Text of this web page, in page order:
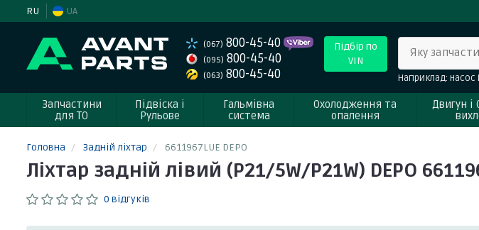
RU UA
(067) 800-45-40
(095) 800-45-40
(063) 800-45-40
Підбір по
VIN
Яку
Наприклад: насос
Запчастини
для ТО
Підвіска і
Рульове
Гальмівна
система
Охолодження та
опалення
Двигун і
Головна Задній ліхтар 6611967LUE DEPO
Ліхтар задній лівий (P21/5W/P21W) DEPO
0 відгуків